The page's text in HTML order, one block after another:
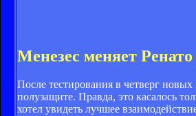
Менезес меняет
После тестирования в четверг
полузащите. Правда, это касалось
хотел увидеть лучшее